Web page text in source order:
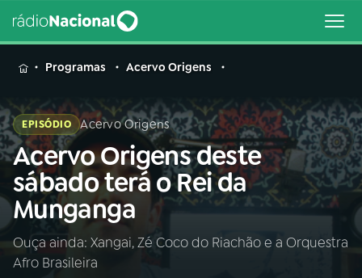
MENU
Buscar
na
Rádio
Nacional
Buscar
AO VIVO
Programas Acervo Origens
EPISÓDIO Acervo Origens
Acervo Origens deste
sábado terá o Rei da
Munganga
Ouça ainda: Xangai, Zé Coco do Riachão e a Orquestra
Afro Brasileira